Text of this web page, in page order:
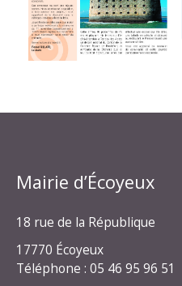
Mairie d’Écoyeux
18 rue de la République
17770 Écoyeux
Téléphone : 05 46 95 96 51